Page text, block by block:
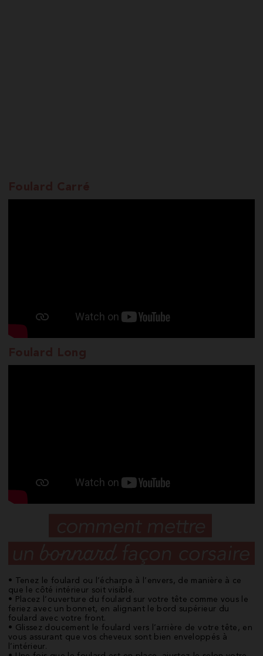
• Tenez le foulard ou l’écharpe à l’envers, de manière à ce
que le côté intérieur soit visible.
• Placez l’ouverture du foulard sur votre tête comme vous le
feriez avec un bonnet, en alignant le bord supérieur du
foulard avec votre front.
• Glissez doucement le foulard vers l’arrière de votre tête, en
vous assurant que vos cheveux sont bien enveloppés à
l’intérieur.